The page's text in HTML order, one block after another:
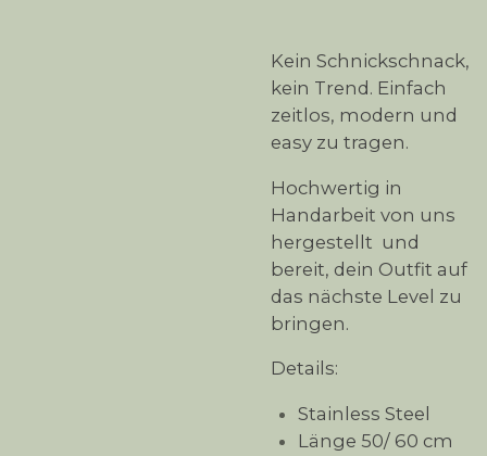
Kein Schnickschnack,
kein Trend. Einfach
zeitlos, modern und
easy zu tragen.
Hochwertig in
Handarbeit von uns
hergestellt und
bereit, dein Outfit auf
das nächste Level zu
bringen.
Details:
Stainless Steel
Länge 50/ 60 cm